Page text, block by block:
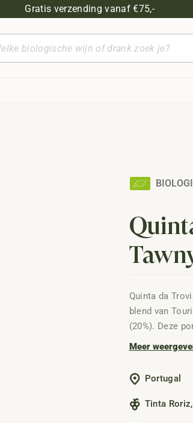
Gratis verzending vanaf €75,-
Quinta da
blend van
(20%). Deze
gerijpt in
bijdragen aan
Meer
Portugal
Tinta Roriz,